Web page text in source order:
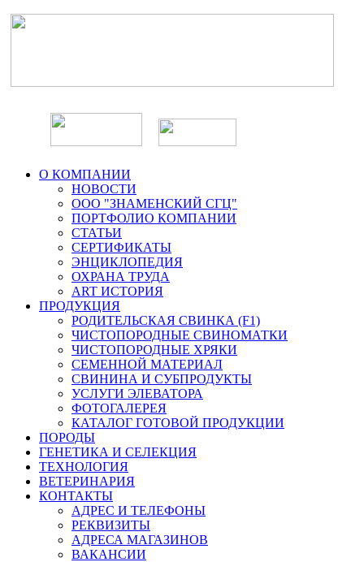
О КОМПАНИИ
НОВОСТИ
ООО "ЗНАМЕНСКИЙ СГЦ"
ПОРТФОЛИО КОМПАНИИ
СТАТЬИ
СЕРТИФИКАТЫ
ЭНЦИКЛОПЕДИЯ
ОХРАНА ТРУДА
ART ИСТОРИЯ
ПРОДУКЦИЯ
РОДИТЕЛЬСКАЯ СВИНКА (F1)
ЧИСТОПОРОДНЫЕ СВИНОМАТКИ
ЧИСТОПОРОДНЫЕ ХРЯКИ
СЕМЕННОЙ МАТЕРИАЛ
СВИНИНА И СУБПРОДУКТЫ
УСЛУГИ ЭЛЕВАТОРА
ФОТОГАЛЕРЕЯ
КАТАЛОГ ГОТОВОЙ ПРОДУКЦИИ
ПОРОДЫ
ГЕНЕТИКА И СЕЛЕКЦИЯ
ТЕХНОЛОГИЯ
ВЕТЕРИНАРИЯ
КОНТАКТЫ
АДРЕС И ТЕЛЕФОНЫ
РЕКВИЗИТЫ
АДРЕСА МАГАЗИНОВ
ВАКАНСИИ